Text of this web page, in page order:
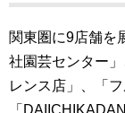
関東圏に9店舗を
社園芸センター
レンス店」、「
「